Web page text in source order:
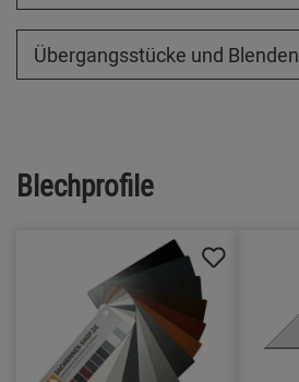
Übergangsstücke und Blenden
Blechprofile